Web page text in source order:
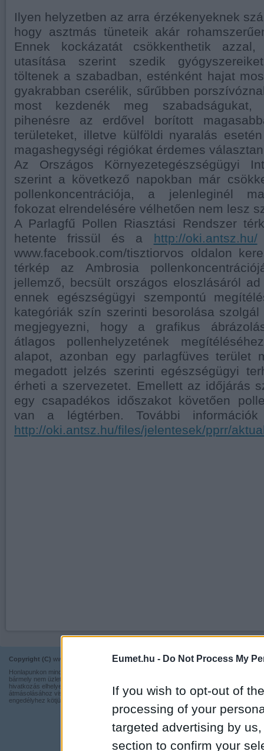
Eumet.hu - Do Not Process My
If you wish to opt-out of
processing of your
targeted advertising by
section to confirm your
Ilyen helyzetben az arra érzékenyeknek
hogy asztmás tüneteik akár
Ennek kockázatát csökkenthetik
utasítása szerint szedik
töltenek a szabadban, esténként hajat
gyakrabban cserélik, sűrűbben
most kezdenék meg szabadságukat,
pihenésre az erdővel borított
területeket, illetve külföldi nyaralás
magashegységi régiókat érdemes
Az Országos Környezetegészségügyi
szerint a következő napokban már
pollenkoncentrációja, a jelenleginél
fokozat elrendelésére vélhetően nem lesz
A Parlagfű Pollen Riasztási Rendszer
hetente frissül és a http://oki.antsz.hu/
www.facebook.com/tisztiorvos oldalon
térkép az Ambrosia
jellemző, becsült országos eloszlásáról
ennek egészségügyi szempontú
kategóriák szín szerinti besorolása
megjegyezni, hogy a grafikus
átlagos pollenhelyzetének
alapot, azonban egy parlagfüves terület
megadott jelzés szerinti egészségügyi
érheti a szervezetet. Emellett az időjárás
egy csapadékos időszakot követően
van a légtérben. További
http://oki.antsz.hu/files/jelentesek/pprr/
Copyright (C) www.eumet.hu Minden jog fenntartva.
Honlapunkon minden információ szabadon és ingyen használható,
bármely nem üzleti tevékenységhez a forrás pontos megjelölésével,
hivatkozás elhelyezésével. Részeinek más honlapra történő
átmásolásához viszont nem járulunk hozzá, illetve írásos
engedélyhez kötjük.
Impresszum
Adatvédelmi